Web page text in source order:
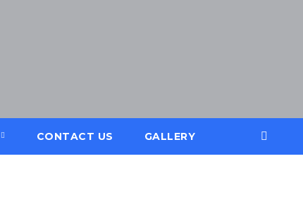
CONTACT US GALLERY